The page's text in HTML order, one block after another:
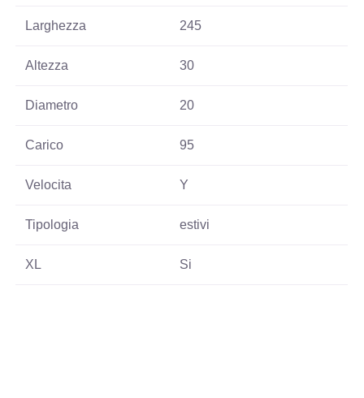
Larghezza 245
Altezza 30
Diametro 20
Carico 95
Velocita Y
Tipologia estivi
XL Si